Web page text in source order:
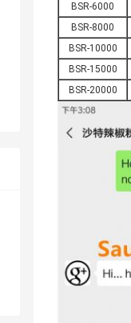
BSR-6000
BSR-8000
BSR-10000
BSR-15000
BSR-20000